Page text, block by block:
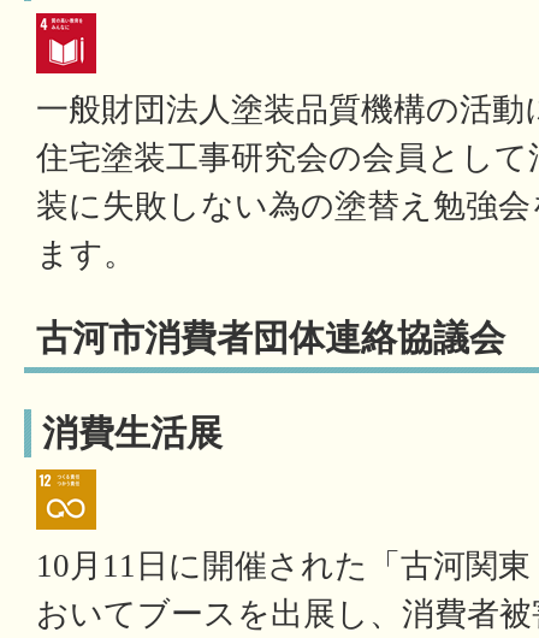
一般財団法人塗装品質機構の活
住宅塗装工事研究会の会員とし
装に失敗しない為の塗替え勉強
ます。
古河市消費者団体連絡協議会
消費生活展
10月11日に開催された「古河関
おいてブースを出展し、消費者